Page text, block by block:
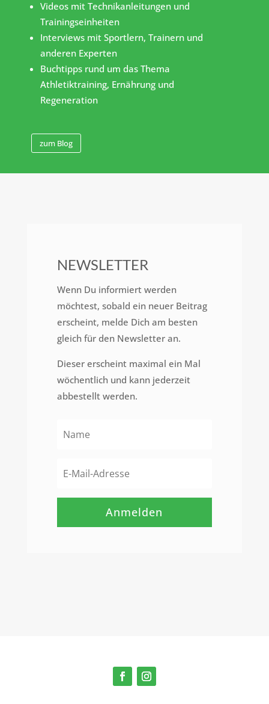
Videos mit Technikanleitungen und
Trainingseinheiten
Interviews mit Sportlern, Trainern und
anderen Experten
Buchtipps rund um das Thema
Athletiktraining, Ernährung und
Regeneration
zum Blog
NEWSLETTER
Wenn Du informiert werden
möchtest, sobald ein neuer Beitrag
erscheint, melde Dich am besten
gleich für den Newsletter an.
Dieser erscheint maximal ein Mal
wöchentlich und kann jederzeit
abbestellt werden.
Anmelden